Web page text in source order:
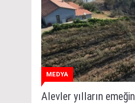
MEDYA
Alevler yılların